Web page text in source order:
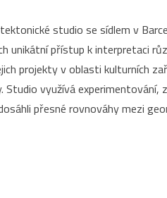
studio se sídlem v
unikátní přístup k interpretaci
projekty v oblasti kulturních
využívá experimentování,
přesné rovnováhy mezi